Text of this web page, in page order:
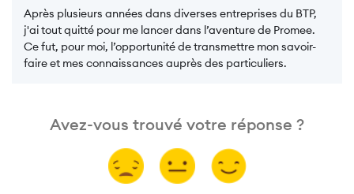
Après plusieurs années dans diverses entreprises du BTP,
j'ai tout quitté pour me lancer dans l’aventure de Promee.
Ce fut, pour moi, l’opportunité de transmettre mon savoir-
faire et mes connaissances auprès des particuliers.
Avez-vous trouvé votre réponse ?